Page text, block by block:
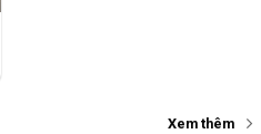
Xem thêm